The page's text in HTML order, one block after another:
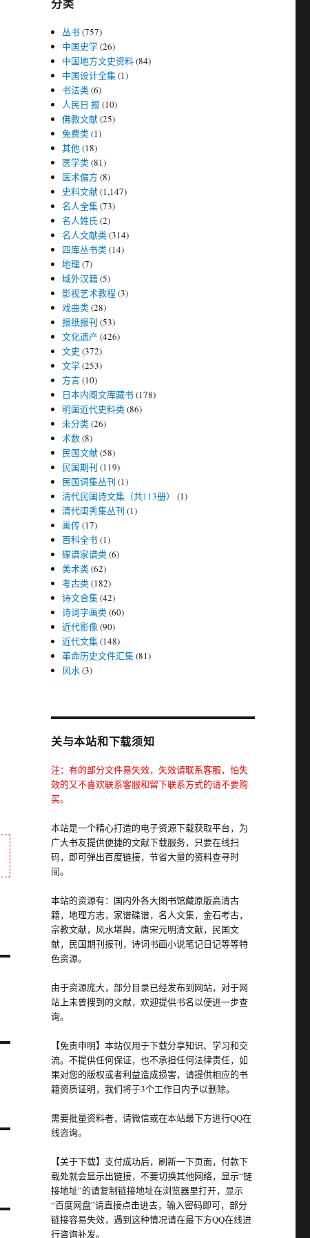
丛书(757)
中国史学(26)
中国地方文史资料(84)
中国设计全集(1)
书法类(6)
人民日 报 (10)
佛教文献(25)
免费类(1)
其他(18)
医学类(81)
医术偏方(8)
史料文献(1,147)
名人全集(73)
名人姓氏(2)
名人文献类(314)
四库丛书类(14)
地理(7)
域外汉籍(5)
影视艺术教程(3)
戏曲类(28)
报纸报刊 (53)
文化遗产 (426)
文史 (372)
文学(253)
方言(10)
日本内阁文库藏书(178)
明国近代史料类(86)
未分类(26)
术数(8)
民国文献(58)
民国期刊 (119)
民国词集丛刊 (1)
清代民国诗文集（共113册）
(1)
清代闺秀集丛刊 (1)
画传(17)
百科全书(1)
碟谱家谱类(6)
美术类(62)
考古类(182)
诗文合集(42)
诗词字画类(60)
近代影像 (90)
近代文集(148)
革命历史文件汇集(81)
风水(3)
关与本站和下载须知
注：有的部分文件易失效，失效请联系客服，怕失
效的又不喜欢联系客服和留下联系方式的请不要购
买。
本站是一个精心打造的电子资源下载获取平台，为
广大书友提供便捷的文献下载服务，只要在线扫
码，即可弹出百度链接，节省大量的资料查寻时
间。
本站的资源有：国内外各大图书馆藏原版高清古
籍，地理方志，家谱碟谱，名人文集，金石考古，
宗教文献，风水堪舆，唐宋元明清文献，民国文
献，民国期刊报刊，诗词书画小说笔记日记等等特
色资源。
由于资源庞大，部分目录已经发布到网站，对于网
站上未曾搜到的文献，欢迎提供书名以便进一步查
询。
【免责申明】本站仅用于下载分享知识、学习和交
流。不提供任何保证，也不承担任何法律责任，如
果对您的版权或者利益造成损害，请提供相应的书
籍资质证明，我们将于3个工作日内予以删除。
需要批量资料者，请微信或在本站最下方进行QQ在
线咨询。
【关于下载】支付成功后，刷新一下页面，付款下
载处就会显示出链接，不要切换其他网络，显示“链
接地址”的请复制链接地址在浏览器里打开，显示
“百度网盘”请直接点击进去，输入密码即可，部分
链接容易失效，遇到这种情况请在最下方QQ在线进
行咨询补发。